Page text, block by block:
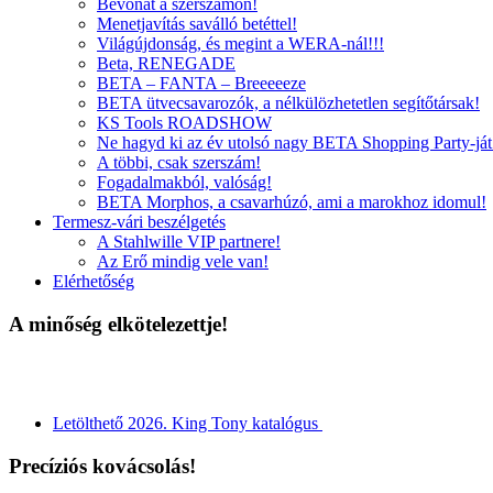
Bevonat a szerszámon!
Menetjavítás saválló betéttel!
Világújdonság, és megint a WERA-nál!!!
Beta, RENEGADE
BETA – FANTA – Breeeeeze
BETA ütvecsavarozók, a nélkülözhetetlen segítőtársak!
KS Tools ROADSHOW
Ne hagyd ki az év utolsó nagy BETA Shopping Party-
A többi, csak szerszám!
Fogadalmakból, valóság!
BETA Morphos, a csavarhúzó, ami a marokhoz idomul!
Termesz-vári beszélgetés
A Stahlwille VIP partnere!
Az Erő mindig vele van!
Elérhetőség
A minőség elkötelezettje!
Letölthető 2026. King Tony katalógus
Precíziós kovácsolás!